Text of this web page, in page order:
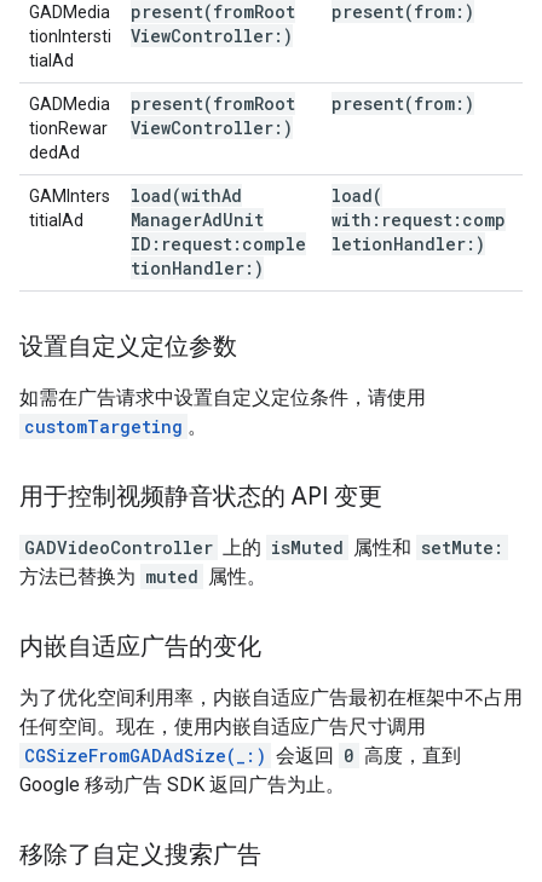
GADMedia
tionIntersti
tialAd
present(fromRoot
ViewController:)
present(from:)
GADMedia
tionRewar
dedAd
present(fromRoot
ViewController:)
present(from:)
GAMInters
titialAd
load(withAd
ManagerAdUnit
ID:request:comple
tionHandler:)
load(
with:request:comp
letionHandler:)
设置自定义定位参数
如需在广告请求中设置自定义定位条件，请使用
customTargeting 。
用于控制视频静音状态的 API 变更
GADVideoController 上的 isMuted 属性和 setMute:
方法已替换为 muted 属性。
内嵌自适应广告的变化
为了优化空间利用率，内嵌自适应广告最初在框架中不占用
任何空间。现在，使用内嵌自适应广告尺寸调用
CGSizeFromGADAdSize(_:) 会返回 0 高度，直到
Google 移动广告 SDK 返回广告为止。
移除了自定义搜索广告